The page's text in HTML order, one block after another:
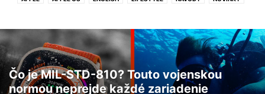
ZO SVETA
Čo je MIL-STD-810? Touto vojenskou
normou neprejde každé zariadenie